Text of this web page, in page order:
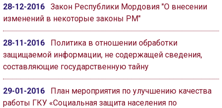
28-12-2016
Закон Республики Мордовия "О внесении
изменений в некоторые законы РМ"
28-11-2016
Политика в отношении обработки
защищаемой информации, не содержащей сведения,
составляющие государственную тайну
29-01-2016
План мероприятия по улучшению качества
работы ГКУ «Социальная защита населения по